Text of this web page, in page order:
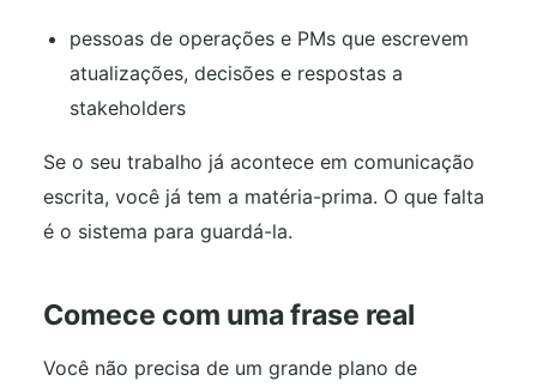
pessoas de operações e PMs que escrevem
atualizações, decisões e respostas a
stakeholders
Se o seu trabalho já acontece em comunicação
escrita, você já tem a matéria-prima. O que falta
é o sistema para guardá-la.
Comece com uma frase real
Você não precisa de um grande plano de